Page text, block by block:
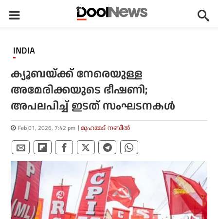
INDIA
ക്യൂബയ്ക്ക് നേരെയുള്ള
അമേരിക്കയുടെ ഭീഷണി;
അപലപിച്ച് ഇടത് സംഘടനകൾ
Feb 01, 2026, 7:42 pm മുഹമ്മദ് നബീല്‍